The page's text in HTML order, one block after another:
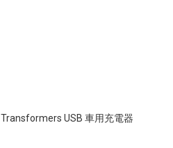
Transformers USB 車用充電器